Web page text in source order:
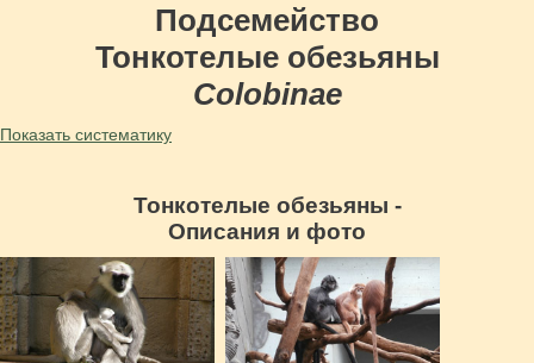
Подсемейство
Тонкотелые обезьяны
Colobinae
Показать систематику
Тонкотелые обезьяны -
Описания и фото